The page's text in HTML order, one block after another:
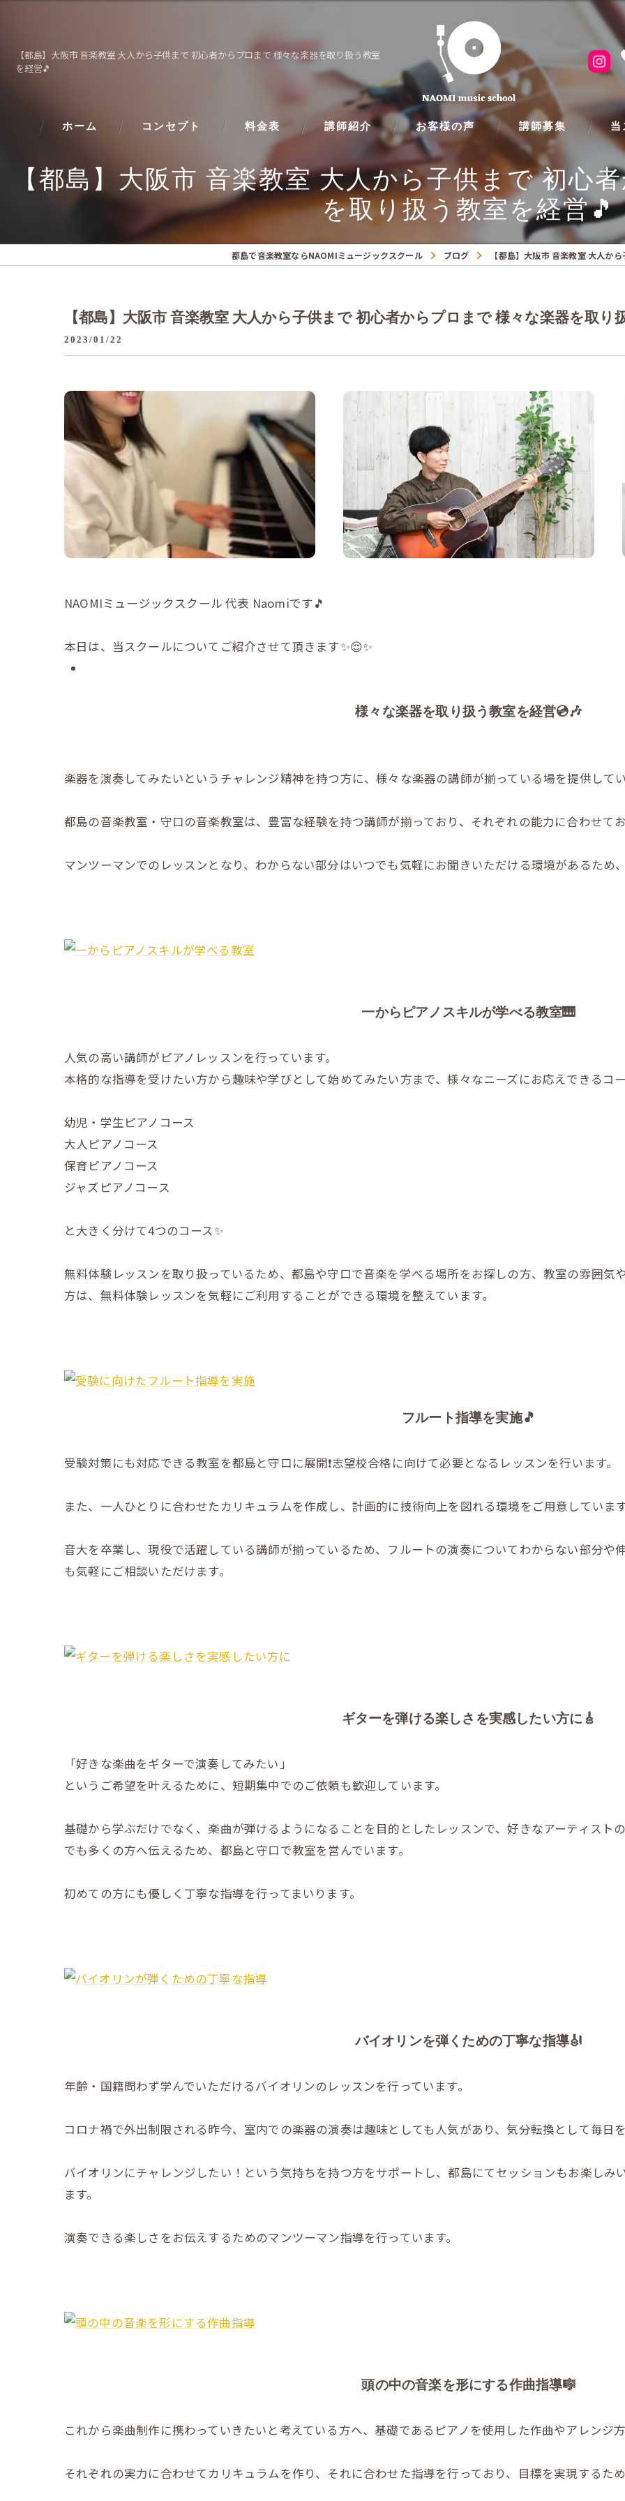
【都島】大阪市 音楽教室 大人から子供まで 初心者からプロまで 様々な楽器を取り扱う教室
を経営🎵
ホーム コンセプト 料金表 講師紹介 お客様の声 講師募集 当
ピア
フル
クラ
【都島】大阪市 音楽教室 大人から子供まで 初心
を取り扱う教室を経営🎵
都島で音楽教室ならNAOMIミュージックスクール ブログ 【都島】大阪市 音楽教室 大人か
【都島】大阪市 音楽教室 大人から子供まで 初心者からプロまで 様々な楽器を取り
2023/01/22
NAOMIミュージックスクール 代表 Naomiです🎵
本日は、当スクールについてご紹介させて頂きます✨😌✨
様々な楽器を取り扱う教室を経営💿️🎶
楽器を演奏してみたいというチャレンジ精神を持つ方に、様々な楽器の講師が揃っている場を提供してい
都島の音楽教室・守口の音楽教室は、豊富な経験を持つ講師が揃っており、それぞれの能力に合わせて
マンツーマンでのレッスンとなり、わからない部分はいつでも気軽にお聞きいただける環境があるため
一からピアノスキルが学べる教室🎹
人気の高い講師がピアノレッスンを行っています。
本格的な指導を受けたい方から趣味や学びとして始めてみたい方まで、様々なニーズにお応えできるコー
幼児・学生ピアノコース
大人ピアノコース
保育ピアノコース
ジャズピアノコース
と大きく分けて4つのコース✨
無料体験レッスンを取り扱っているため、都島や守口で音楽を学べる場所をお探しの方、教室の雰囲気
方は、無料体験レッスンを気軽にご利用することができる環境を整えています。
フルート指導を実施🎵
受験対策にも対応できる教室を都島と守口に展開❗️志望校合格に向けて必要となるレッスンを行います。
また、一人ひとりに合わせたカリキュラムを作成し、計画的に技術向上を図れる環境をご用意しています
音大を卒業し、現役で活躍している講師が揃っているため、フルートの演奏についてわからない部分や
も気軽にご相談いただけます。
ギターを弾ける楽しさを実感したい方に🎸
「好きな楽曲をギターで演奏してみたい」
というご希望を叶えるために、短期集中でのご依頼も歓迎しています。
基礎から学ぶだけでなく、楽曲が弾けるようになることを目的としたレッスンで、好きなアーティスト
でも多くの方へ伝えるため、都島と守口で教室を営んでいます。
初めての方にも優しく丁寧な指導を行ってまいります。
バイオリンを弾くための丁寧な指導🎻
年齢・国籍問わず学んでいただけるバイオリンのレッスンを行っています。
コロナ禍で外出制限される昨今、室内での楽器の演奏は趣味としても人気があり、気分転換として毎日
バイオリンにチャレンジしたい！という気持ちを持つ方をサポートし、都島にてセッションもお楽しみ
ます。
演奏できる楽しさをお伝えするためのマンツーマン指導を行っています。
頭の中の音楽を形にする作曲指導🎼
これから楽曲制作に携わっていきたいと考えている方へ、基礎であるピアノを使用した作曲やアレンジ
それぞれの実力に合わせてカリキュラムを作り、それに合わせた指導を行っており、目標を実現するた